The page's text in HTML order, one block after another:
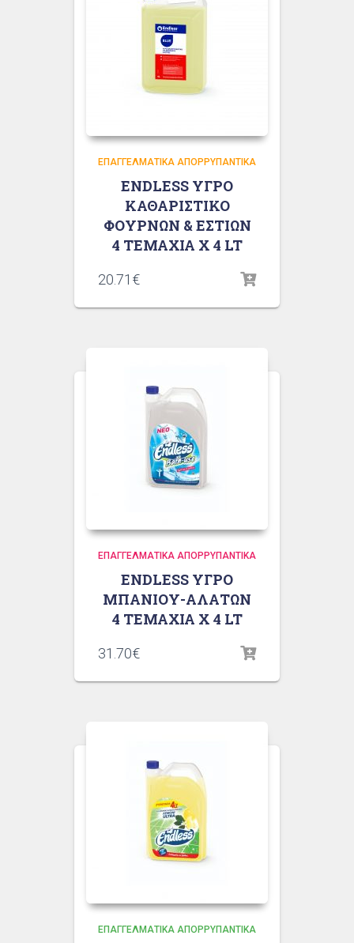
ΕΠΑΓΓΕΛΜΑΤΙΚΆ ΑΠΟΡΡΥΠΑΝΤΙΚΆ
ENDLESS ΥΓΡΟ
ΚΑΘΑΡΙΣΤΙΚΟ
ΦΟΥΡΝΩΝ & ΕΣΤΙΩΝ
4 ΤΕΜΑΧΙΑ X 4 LT
20.71 €
ΕΠΑΓΓΕΛΜΑΤΙΚΆ ΑΠΟΡΡΥΠΑΝΤΙΚΆ
ENDLESS ΥΓΡΟ
ΜΠΑΝΙΟΥ-ΑΛΑΤΩΝ
4 ΤΕΜΑΧΙΑ X 4 LT
31.70€
ΕΠΑΓΓΕΛΜΑΤΙΚΆ ΑΠΟΡΡΥΠΑΝΤΙΚΆ